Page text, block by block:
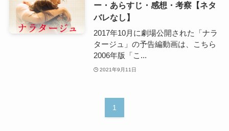
ー・あらすじ・感想・考察【ネタ
バレなし】
2017年10月に劇場公開された「ナラ
タージュ」の予告編動画は、こちら
2006年版「こ...
2021年9月11日
1